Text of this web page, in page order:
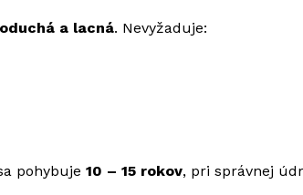
a lacná. Nevyžaduje:
pohybuje 10 – 15 rokov, pri správnej